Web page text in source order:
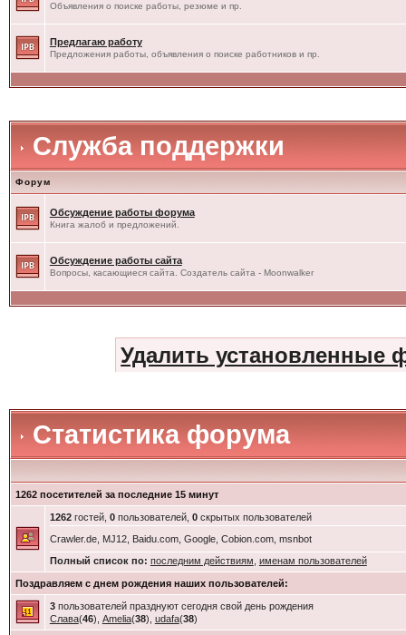
Объявления о поиске работы, резюме и пр.
Предлагаю работу
Предложения работы, объявления о поиске работников и пр.
Служба поддержки
Форум
Обсуждение работы форума
Книга жалоб и предложений.
Обсуждение работы сайта
Вопросы, касающиеся сайта. Создатель сайта - Moonwalker
Удалить установленные
Статистика форума
1262 посетителей за последние 15 минут
1262гостей, 0пользователей, 0скрытых пользователей
Crawler.de, MJ12, Baidu.com, Google, Cobion.com, msnbot
Полный список по: последним действиям именам пользователей
Поздравляем с днем рождения наших пользователей:
3пользователей празднуют сегодня свой день рождения
Слава(46), Amelia(38), udafa(38)